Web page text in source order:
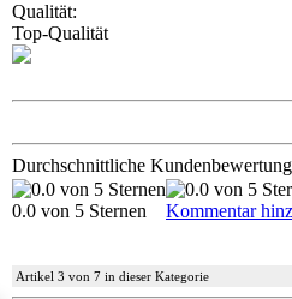
Qualität:
Top-Qualität
Durchschnittliche Kundenbewertung
0.0 von 5 Sternen Kommentar
Artikel 3 von 7 in dieser Kategorie